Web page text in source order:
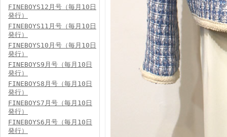
FINEBOYS2024年5月号
FINEBOYS2024年4月号
FINEBOYS12月号（毎月10日
発行）
FINEBOYS11月号（毎月10日
発行）
FINEBOYS10月号（毎月10日
発行）
FINEBOYS9月号（毎月10日
発行）
FINEBOYS8月号（毎月10日
発行）
FINEBOYS7月号（毎月10日
発行）
FINEBOYS6月号（毎月10日
発行）